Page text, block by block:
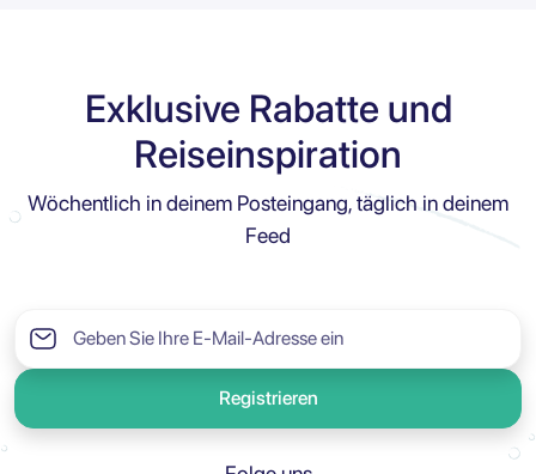
Exklusive Rabatte und
Reiseinspiration
Wöchentlich in deinem Posteingang, täglich in deinem
Feed
Registrieren